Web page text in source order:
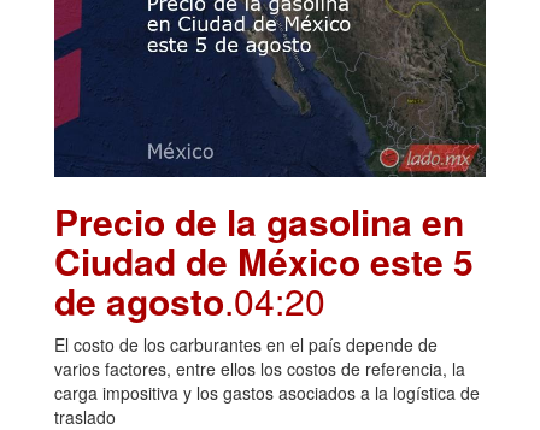
Precio de la gasolina en
Ciudad de México este 5
de agosto.04:20
El costo de los carburantes en el país depende de
varios factores, entre ellos los costos de referencia, la
carga impositiva y los gastos asociados a la logística de
traslado